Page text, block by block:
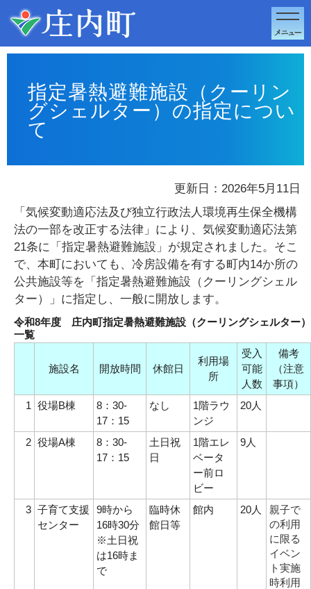
このページの本文へ移動
指定暑熱避難施設（クーリン
グシェルター）の指定につい
て
更新日：2026年5月11日
「気候変動適応法及び独立行政法人環境再生保全機構
法の一部を改正する法律」により、気候変動適応法第
21条に「指定暑熱避難施設」が規定されました。そこ
で、本町においても、冷房設備を有する町内14か所の
公共施設等を「指定暑熱避難施設（クーリングシェル
ター）」に指定し、一般に開放します。
令和8年度 庄内町指定暑熱避難施設（クーリングシェルター）
一覧
施設名 開放時間 休館日
利用場
所
受入
可能
人数
備考
（注意
事項）
1 役場B棟
8：30-
17：15
なし
1階ラウ
ンジ
20人
2 役場A棟
8：30-
17：15
土日祝
日
1階エレ
ベータ
ー前ロ
ビー
9人
3 子育て支援
センター
9時から
16時30分
※土日祝
は16時ま
で
臨時休
館日等
館内 20人
親子で
の利用
に限る
イベン
ト実施
時利用